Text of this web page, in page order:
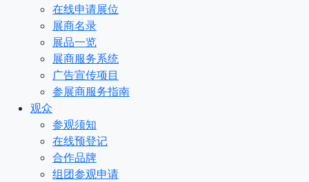
在线申请展位
展商名录
展品一览
展商服务系统
广告宣传项目
参展商服务指南
观众
参观须知
在线预登记
合作品牌
组团参观申请